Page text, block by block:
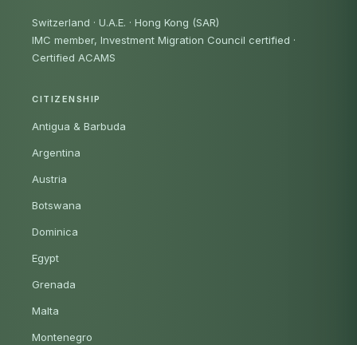
Switzerland · U.A.E. · Hong Kong (SAR)
IMC member, Investment Migration Council certified ·
Certified ACAMS
CITIZENSHIP
Antigua & Barbuda
Argentina
Austria
Botswana
Dominica
Egypt
Grenada
Malta
Montenegro